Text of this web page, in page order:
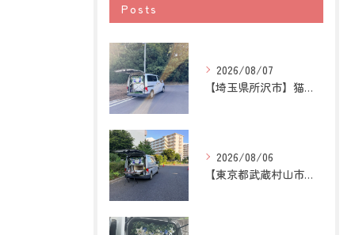
Posts
2026/08/07
【埼玉県所沢市】猫の訪問ペット火葬｜お気に入りの場所に姿がな...
2026/08/06
【東京都武蔵村山市】犬の訪問ペット火葬｜愛犬との最後の時間を...